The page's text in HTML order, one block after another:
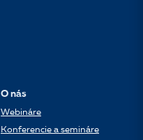
O nás
Webináre
Konferencie a semináre